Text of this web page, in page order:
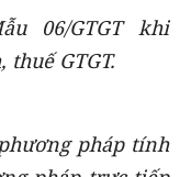
06/GTGT khi
GTGT.
pháp tính